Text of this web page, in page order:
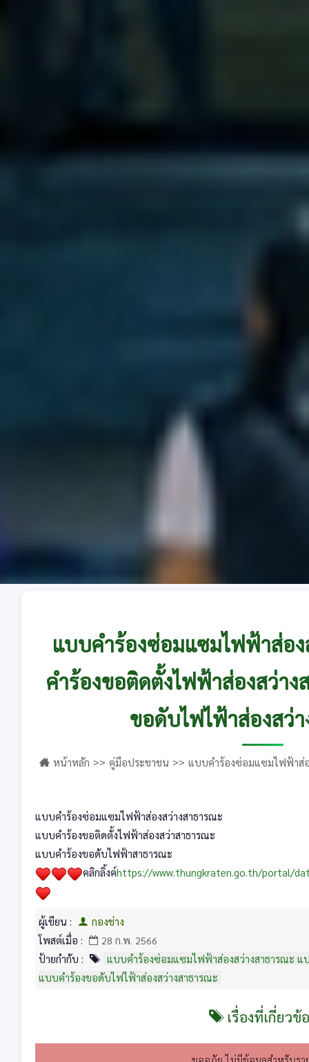
แบบคำร้องซ่อมแซมไฟฟ้าส่อ
คำร้องขอติดตั้งไฟฟ้าส่องสว่า
ขอดับไฟไฟ้าส่องสว่
หน้าหลัก คู่มือประชาชน
แบบคำร้องซ่อมแซมไฟฟ้าส่
แบบคำร้องซ่อมแซมไฟฟ้าส่องสว่างสาธารณะ
แบบคำร้องขอติดตั้งไฟฟ้าส่องสว่าสาธารณะ
แบบคำร้องขอดับไฟฟ้าสาธารณะ
คลิกลิ้งค์https://www.thungkraten.go.th/portal/
ผู้เขียน :
กองช่าง
โพสต์เมื่อ :
28 ก.พ. 2566
ป้ายกำกับ :
แบบคำร้องซ่อมแซมไฟฟ้าส่องสว่างสาธารณะ แ
แบบคำร้องขอดับไฟไฟ้าส่องสว่างสาธารณะ
เรื่องที่เกี่ยวข้
ขออภัย ไม่มีข้อมูลสำหรับรา